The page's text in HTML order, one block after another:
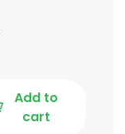
Add to
cart